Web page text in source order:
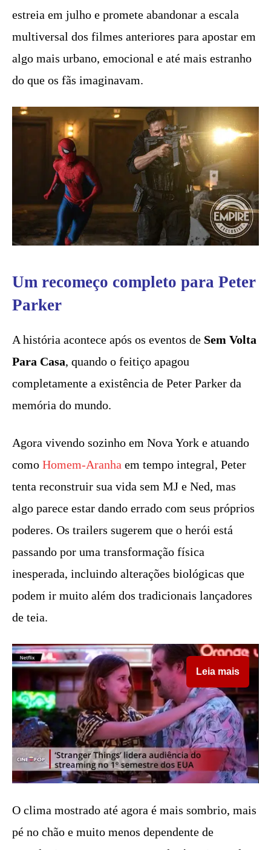
estreia em julho e promete abandonar a escala
multiversal dos filmes anteriores para apostar em
algo mais urbano, emocional e até mais estranho
do que os fãs imaginavam.
Um recomeço completo para Peter
Parker
A história acontece após os eventos de Sem Volta
Para Casa, quando o feitiço apagou
completamente a existência de Peter Parker da
memória do mundo.
Agora vivendo sozinho em Nova York e atuando
como Homem-Aranha em tempo integral, Peter
tenta reconstruir sua vida sem MJ e Ned, mas
algo parece estar dando errado com seus próprios
poderes. Os trailers sugerem que o herói está
passando por uma transformação física
inesperada, incluindo alterações biológicas que
podem ir muito além dos tradicionais lançadores
de teia.
Leia mais
O clima mostrado até agora é mais sombrio, mais
pé no chão e muito menos dependente de